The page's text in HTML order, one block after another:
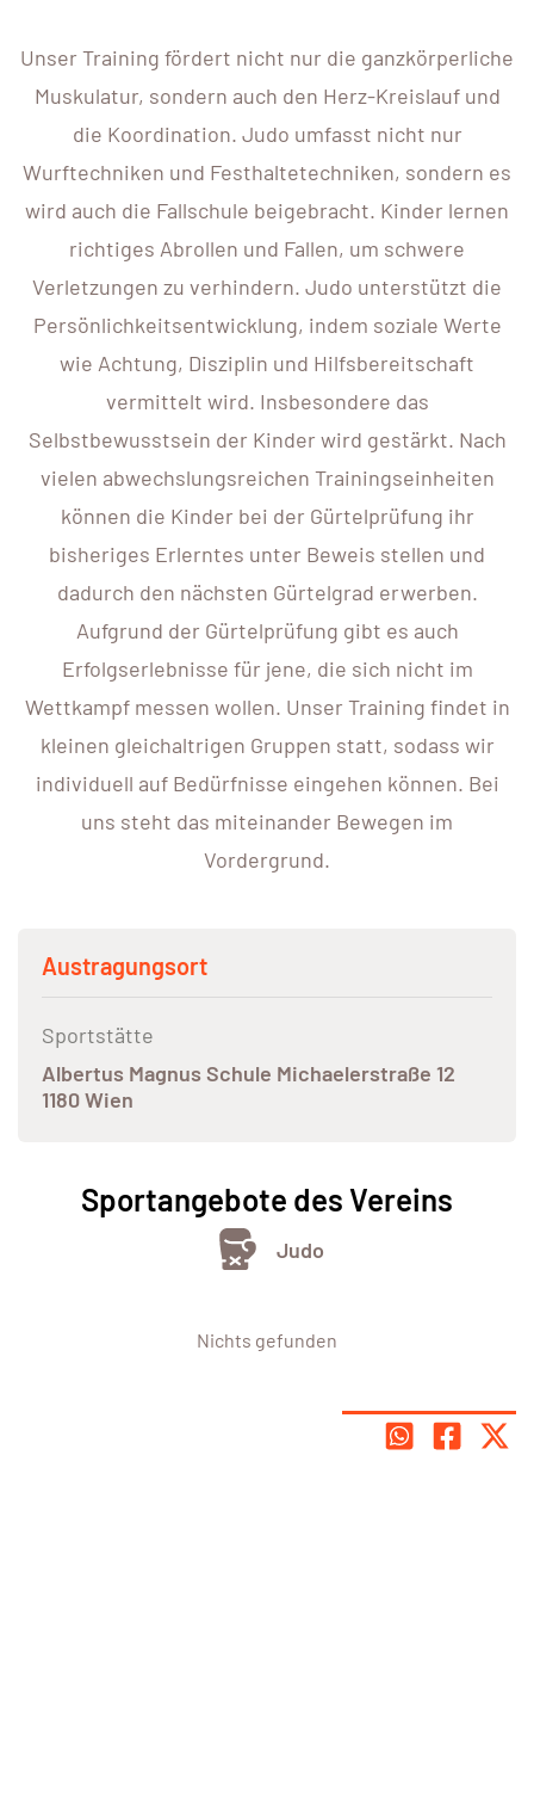
Unser Training fördert nicht nur die ganzkörperliche
Muskulatur, sondern auch den Herz-Kreislauf und
die Koordination. Judo umfasst nicht nur
Wurftechniken und Festhaltetechniken, sondern es
wird auch die Fallschule beigebracht. Kinder lernen
richtiges Abrollen und Fallen, um schwere
Verletzungen zu verhindern. Judo unterstützt die
Persönlichkeitsentwicklung, indem soziale Werte
wie Achtung, Disziplin und Hilfsbereitschaft
vermittelt wird. Insbesondere das
Selbstbewusstsein der Kinder wird gestärkt. Nach
vielen abwechslungsreichen Trainingseinheiten
können die Kinder bei der Gürtelprüfung ihr
bisheriges Erlerntes unter Beweis stellen und
dadurch den nächsten Gürtelgrad erwerben.
Aufgrund der Gürtelprüfung gibt es auch
Erfolgserlebnisse für jene, die sich nicht im
Wettkampf messen wollen. Unser Training findet in
kleinen gleichaltrigen Gruppen statt, sodass wir
individuell auf Bedürfnisse eingehen können. Bei
uns steht das miteinander Bewegen im
Vordergrund.
Austragungsort
Sportstätte
Albertus Magnus Schule Michaelerstraße 12
1180 Wien
Sportangebote des Vereins
Judo
Nichts gefunden